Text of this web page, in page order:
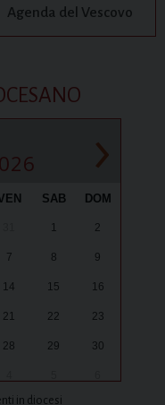
Agenda del Vescovo
›
SAB DOM
1 2
7 8 9
14 15 16
21 22 23
28 29 30
in diocesi